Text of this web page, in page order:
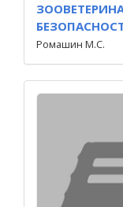
Ромашин М.С.